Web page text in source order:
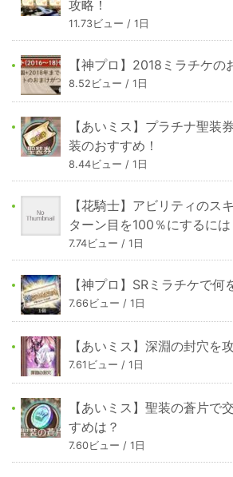
攻略！
11.73ビュー / 1日
【神プロ】2018ミラチケの
8.52ビュー / 1日
【あいミス】プラチナ聖装
装のおすすめ！
8.44ビュー / 1日
【花騎士】アビリティの
ターン目を100％にするには
7.74ビュー / 1日
【神プロ】SRミラチケで何
7.66ビュー / 1日
【あいミス】深淵の封穴を
7.61ビュー / 1日
【あいミス】聖装の蒼片で
すめは？
7.60ビュー / 1日